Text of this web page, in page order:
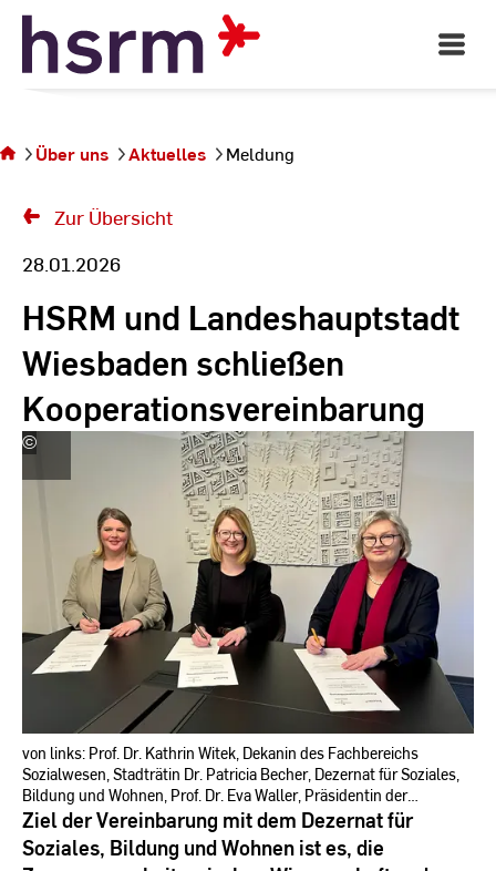
Skip
Content
Open
Main
sich auf
Meldung
Über uns Aktuelles Meldung
Zur Übersicht
28.01.2026
HSRM und Landeshauptstadt
Wiesbaden schließen
Kooperationsvereinbarung
©
Hochschulkommunikation
RheinMain
von links: Prof. Dr. Kathrin Witek, Dekanin des Fachbereichs
Sozialwesen, Stadträtin Dr. Patricia Becher, Dezernat für Soziales,
Bildung und Wohnen, Prof. Dr. Eva Waller, Präsidentin der
Hochschule RheinMain
Ziel der Vereinbarung mit dem Dezernat für
Soziales, Bildung und Wohnen ist es, die